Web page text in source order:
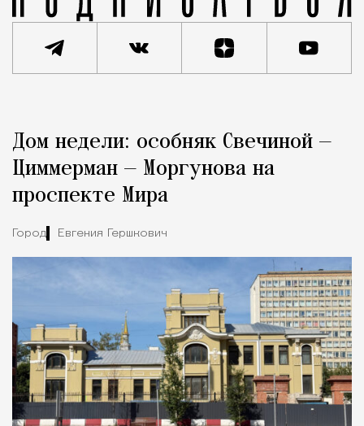
Город
Дом недели: особняк Свечиной —
Циммерман — Моргунова на
проспекте Мира
Город Евгения Гершкович